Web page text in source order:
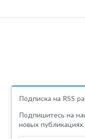
Подписка на RSS
Подпишитесь на
новых публикациях.